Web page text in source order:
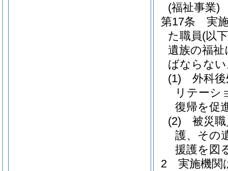
(福祉事業)
第17条
実
た職員(以下
遺族の福
ばならな
(1)
外科
リテーシ
復帰を促
(2)
被災
護、その
援護を図
2
実施機関